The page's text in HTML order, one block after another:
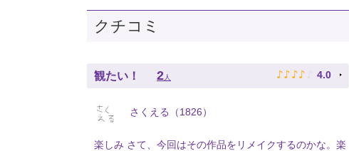
クチコミ
観たい！ 2 人 ♪ ♪ ♪ ♪ ♪ 4.0
さくえる（1826）
楽しみ さて、今回はその作品をリメイクするのかな。楽